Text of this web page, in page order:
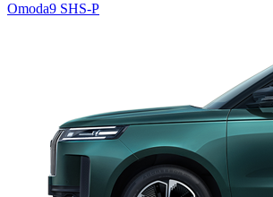
Omoda9 SHS-P